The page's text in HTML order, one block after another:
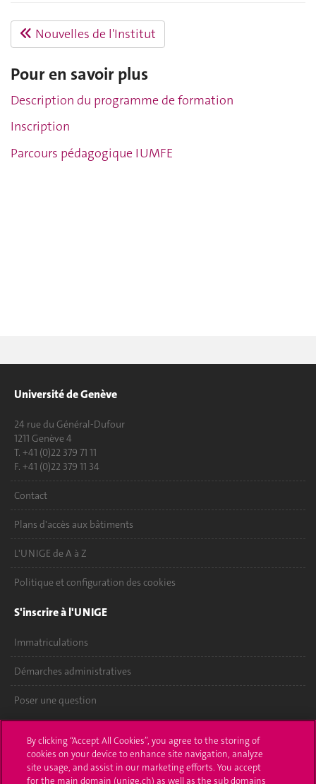
Nouvelles de l'Institut
Pour en savoir plus
Description du programme de formation
Inscription
Parcours pédagogique IUMFE
Université de Genève
24 rue du Général-Dufour
1211 Genève 4
T. +41 (0)22 379 71 11
F. +41 (0)22 379 11 34
Contact
Plans d'accès aux bâtiments
L'UNIGE de A à Z
Politique et configuration des cookies
S'inscrire à l'UNIGE
Immatriculations
Démarches administratives
Poser une question
UNIGE Mobile
By clicking “Accept All Cookies”, you agree to the storing of
cookies on your device to enhance site navigation, analyze
site usage, and assist in our marketing efforts. You accept
for the main domain (unige.ch) as well as the sub domains